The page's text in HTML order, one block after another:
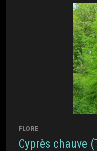
FLORE
Cyprès chauve